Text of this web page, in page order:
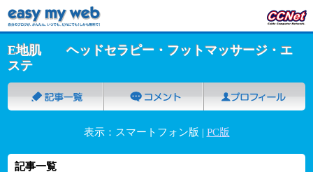
E地肌 ヘッドセラピー・フットマッサージ・エ
ステ
表示：スマートフォン版 | PC版
記事一覧